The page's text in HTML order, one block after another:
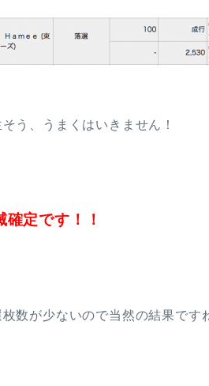
そう、うまくはいきません！
確定です！！
枚数が少ないので当然の結果です